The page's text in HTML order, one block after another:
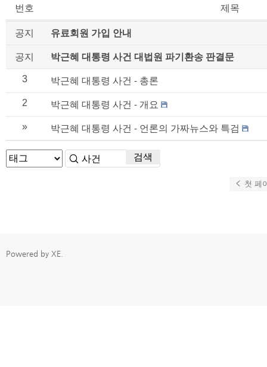
번호
제목
공지
유료회원 가입 안내
공지
박근혜 대통령 사건 대법원 파기환송 판결문
3 박근혜 대통령 사건 - 총론
2 박근혜 대통령 사건 - 개요
» 박근혜 대통령 사건 - 언론의 가짜뉴스와 특검
검색
첫 페
Powered by XE